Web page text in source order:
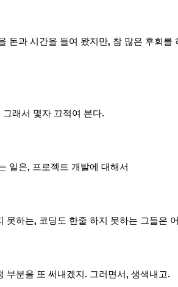
돈과 시간을 들여 왔지만, 참 많은 후회를
래서 몇자 끄적여 본다.
일은, 프로젝트 개발에 대해서
못하는, 코딩도 한줄 하지 못하는 그들은
부분을 또 써내겠지. 그러면서, 생색내고.